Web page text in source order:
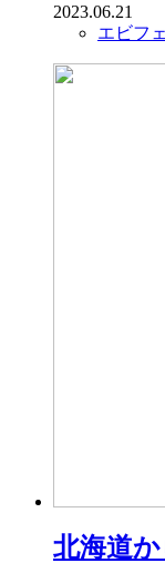
2023.06.21
エビフ
北海道